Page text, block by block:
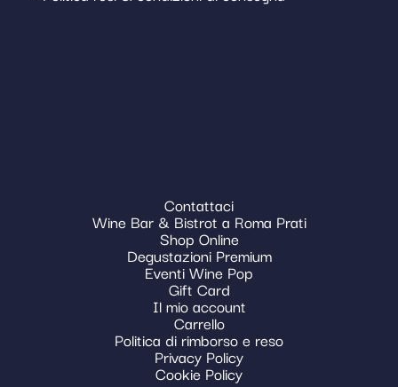
Contattaci
Wine Bar & Bistrot a Roma Prati
Shop Online
Degustazioni Premium
Eventi Wine Pop
Gift Card
Il mio account
Carrello
Politica di rimborso e reso
Privacy Policy
Cookie Policy